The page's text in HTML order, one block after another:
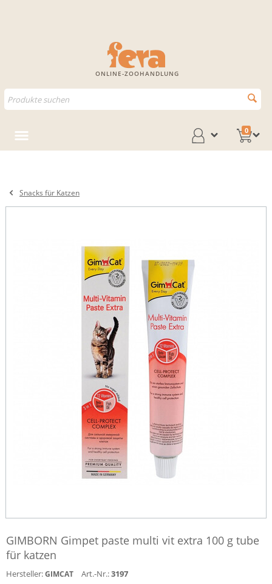
ONLINE-ZOOHANDLUNG
0
Snacks für Katzen
GIMBORN Gimpet paste multi vit extra 100 g tube
für katzen
Hersteller:GIMCAT Art.-Nr.:3197